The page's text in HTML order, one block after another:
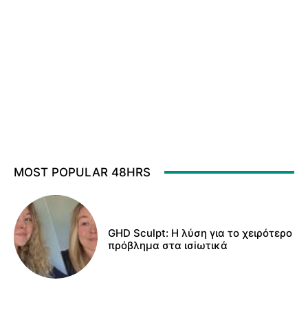
MOST POPULAR 48HRS
GHD Sculpt: Η λύση για το χειρότερο
πρόβλημα στα ισiωτικά